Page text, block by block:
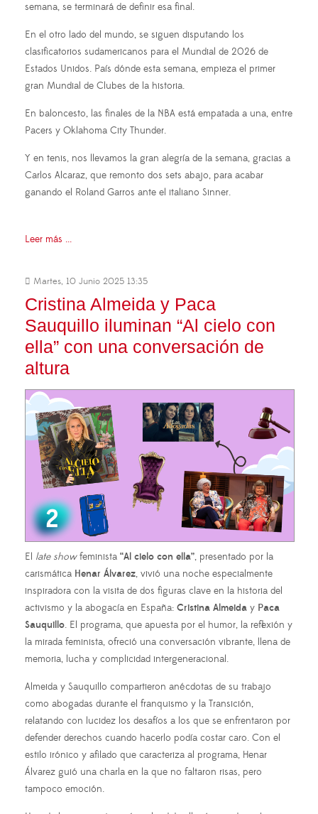
semana, se terminará de definir esa final.
En el otro lado del mundo, se siguen disputando los
clasificatorios sudamericanos para el Mundial de 2026 de
Estados Unidos. País dónde esta semana, empieza el primer
gran Mundial de Clubes de la historia.
En baloncesto, las finales de la NBA está empatada a una, entre
Pacers y Oklahoma City Thunder.
Y en tenis, nos llevamos la gran alegría de la semana, gracias a
Carlos Alcaraz, que remonto dos sets abajo, para acabar
ganando el Roland Garros ante el italiano Sinner.
Leer más ...
Martes, 10 Junio 2025 13:35
Cristina Almeida y Paca
Sauquillo iluminan “Al cielo con
ella” con una conversación de
altura
El late showfeminista “Al cielo con ella”, presentado por la
carismática Henar Álvarez, vivió una noche especialmente
inspiradora con la visita de dos figuras clave en la historia del
activismo y la abogacía en España: Cristina Almeida y Paca
Sauquillo. El programa, que apuesta por el humor, la reflexión y
la mirada feminista, ofreció una conversación vibrante, llena de
memoria, lucha y complicidad intergeneracional.
Almeida y Sauquillo compartieron anécdotas de su trabajo
como abogadas durante el franquismo y la Transición,
relatando con lucidez los desafíos a los que se enfrentaron por
defender derechos cuando hacerlo podía costar caro. Con el
estilo irónico y afilado que caracteriza al programa, Henar
Álvarez guió una charla en la que no faltaron risas, pero
tampoco emoción.